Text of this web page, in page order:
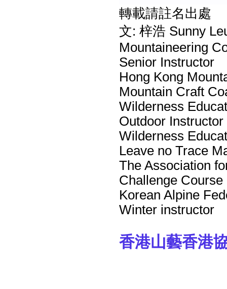
轉載請註名出處
文: 梓浩 Sunny
Senior Instructor
Hong Kong
Mountain Craft
Wilderness
Outdoor
Wilderness
Leave no Trace
The Association
Challenge
Korean
Winter instructor
香港山藝香港